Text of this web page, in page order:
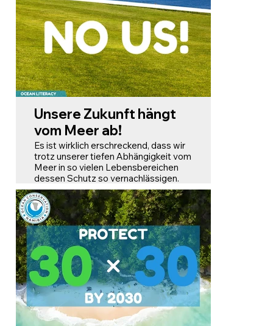
Ölverschmutzungen, Plastikmüll,
Giftmüll, Lärmbelästigung,
Luftverschmutzung, invasive Arten,
Überfischung, Hafenbau und
übermäßige Ausbaggerung, um nur
einige zu nennen. All diese Faktoren
führen zu massivem
Lebensraumverlust.
Unsere Zukunft hängt
vom Meer ab!
Es ist wirklich erschreckend, dass wir
trotz unserer tiefen Abhängigkeit vom
Meer in so vielen Lebensbereichen
dessen Schutz so vernachlässigen.
Oftmals wird der Schutz der Ozeane
anderen Prioritäten vorgezogen.
Wir müssen uns verpflichten, den
Plastikverbrauch zu reduzieren,
nachhaltige Fischerei zu fördern und
uns für strengere
Naturschutzmaßnahmen einzusetzen.